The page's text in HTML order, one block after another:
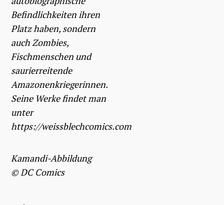
Befindlichkeiten ihren
Platz haben, sondern
auch Zombies,
Fischmenschen und
saurierreitende
Amazonenkriegerinnen.
Seine Werke findet man
unter
https://weissblechcomics.com
Kamandi-Abbildung
©DC Comics